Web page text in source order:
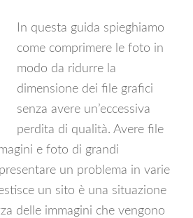
In questa guida spieghiamo
come comprimere le foto in
modo da ridurre la
dimensione dei file grafici
senza avere un’eccessiva
perdita di qualità. Avere file
e foto di grandi
un problema in varie
un sito è una situazione
delle immagini che vengono